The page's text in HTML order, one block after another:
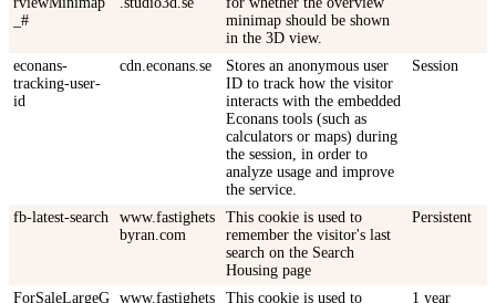
_#
minimap should be shown
in the 3D view.
econans-
tracking-user-
id
cdn.econans.se
Stores an anonymous user
ID to track how the visitor
interacts with the embedded
Econans tools (such as
calculators or maps) during
the session, in order to
analyze usage and improve
the service.
Session
fb-latest-search
www.fastighets
byran.com
This cookie is used to
remember the visitor's last
search on the Search
Housing page
Persistent
ForSaleLargeG www.fastighets
This cookie is used to
1 year